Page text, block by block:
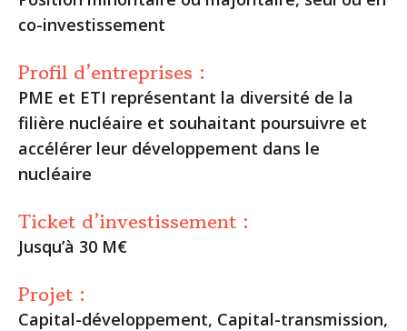
co-investissement
Profil d’entreprises :
PME et ETI représentant la diversité de la
filière nucléaire et souhaitant poursuivre et
accélérer leur développement dans le
nucléaire
Ticket d’investissement :
Jusqu’à 30 M€
Projet :
Capital-développement, Capital-transmission,